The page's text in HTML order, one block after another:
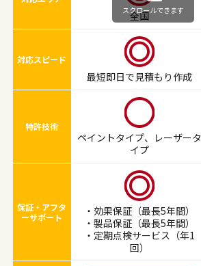
全国
対応スピード
最短即日で見積もり作成
特許技術
ペイントタイプ、レーザータ
イプ
保証・アフタ
ーサポート
・効果保証（最長5年間）
・製品保証（最長5年間）
・定期点検サービス（年1
回）
スクロールできます